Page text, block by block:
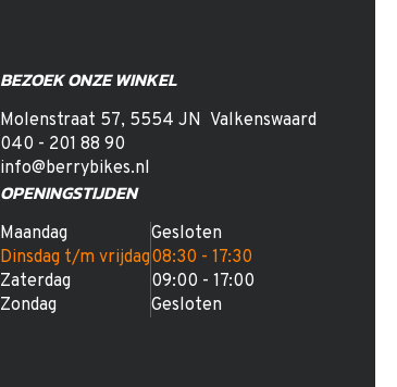
BEZOEK ONZE WINKEL
Molenstraat 57, 5554 JN Valkenswaard
040 - 201 88 90
info@berrybikes.nl
OPENINGSTIJDEN
Maandag
Dinsdag t/m vrijdag
Zaterdag
Zondag
Gesloten
08:30 - 17:30
09:00 - 17:00
Gesloten